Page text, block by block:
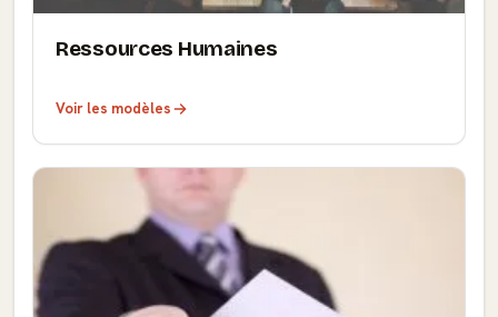
Ressources Humaines
Voir les modèles